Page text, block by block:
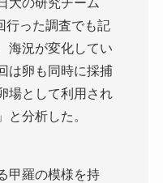
大の研究チーム
行った調査でも記
海況が変化してい
は卵も同時に採捕
場として利用され
と分析した。
甲羅の模様を持